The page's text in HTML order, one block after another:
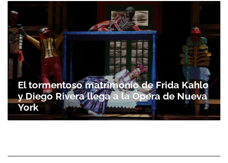
El tormentoso matrimonio de Frida Kahlo
y Diego Rivera llega a la Ópera de Nueva
York